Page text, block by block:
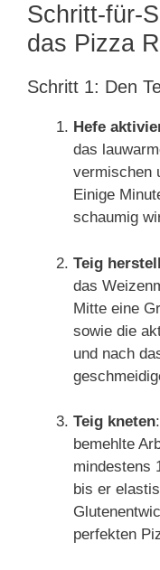
Schritt-für-
das Pizza
Schritt 1: Den
Hefe
das
vermischen
Einige
schaumig
Teig
das
Mitte eine
sowie die
und nach
Teig kneten
bemehlte
mindestens
bis er
perfekten